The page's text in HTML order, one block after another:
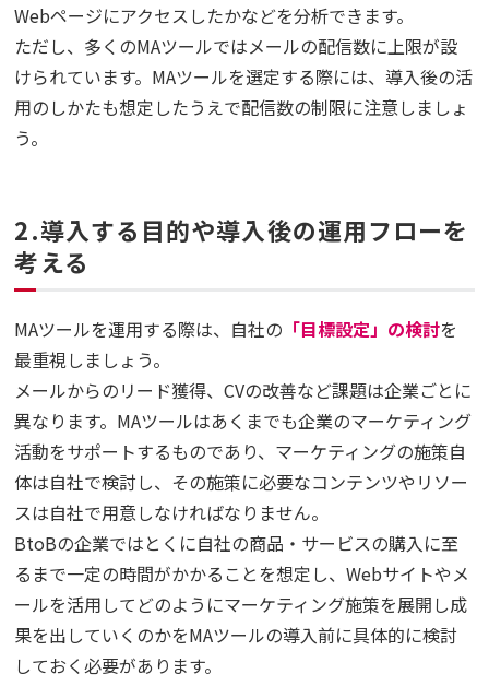
Webページにアクセスしたかなどを分析できます。
ただし、多くのMAツールではメールの配信数に上限が設
けられています。MAツールを選定する際には、導入後の活
用のしかたも想定したうえで配信数の制限に注意しましょ
う。
2.導入する目的や導入後の運用フローを
考える
MAツールを運用する際は、自社の 「目標設定」の検討を
最重視しましょう。
メールからのリード獲得、CVの改善など課題は企業ごとに
異なります。MAツールはあくまでも企業のマーケティング
活動をサポートするものであり、マーケティングの施策自
体は自社で検討し、その施策に必要なコンテンツやリソー
スは自社で用意しなければなりません。
BtoBの企業ではとくに自社の商品・サービスの購入に至
るまで一定の時間がかかることを想定し、Webサイトやメ
ールを活用してどのようにマーケティング施策を展開し成
果を出していくのかをMAツールの導入前に具体的に検討
しておく必要があります。